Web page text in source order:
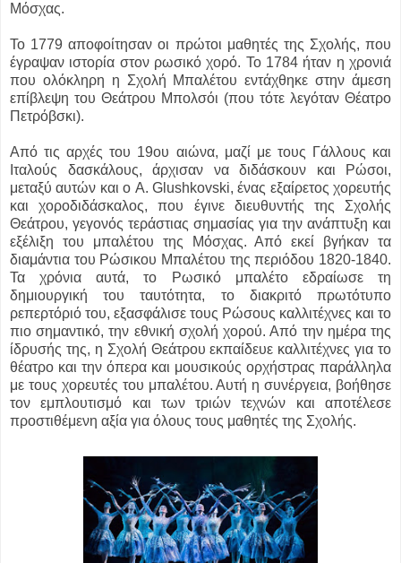
Μόσχας.
Το 1779 αποφοίτησαν οι πρώτοι μαθητές της Σχολής, που
έγραψαν ιστορία στον ρωσικό χορό. Το 1784 ήταν η χρονιά
που ολόκληρη η Σχολή Μπαλέτου εντάχθηκε στην άμεση
επίβλεψη του Θεάτρου Μπολσόι (που τότε λεγόταν Θέατρο
Πετρόβσκι).
Από τις αρχές του 19ου αιώνα, μαζί με τους Γάλλους και
Ιταλούς δασκάλους, άρχισαν να διδάσκουν και Ρώσοι,
μεταξύ αυτών και ο A. Glushkovski, ένας εξαίρετος χορευτής
και χοροδιδάσκαλος, που έγινε διευθυντής της Σχολής
Θεάτρου, γεγονός τεράστιας σημασίας για την ανάπτυξη και
εξέλιξη του μπαλέτου της Μόσχας. Από εκεί βγήκαν τα
διαμάντια του Ρώσικου Μπαλέτου της περιόδου 1820-1840.
Τα χρόνια αυτά, το Ρωσικό μπαλέτο εδραίωσε τη
δημιουργική του ταυτότητα, το διακριτό πρωτότυπο
ρεπερτόριό του, εξασφάλισε τους Ρώσους καλλιτέχνες και το
πιο σημαντικό, την εθνική σχολή χορού. Από την ημέρα της
ίδρυσής της, η Σχολή Θεάτρου εκπαίδευε καλλιτέχνες για το
θέατρο και την όπερα και μουσικούς ορχήστρας παράλληλα
με τους χορευτές του μπαλέτου. Αυτή η συνέργεια, βοήθησε
τον εμπλουτισμό και των τριών τεχνών και αποτέλεσε
προστιθέμενη αξία για όλους τους μαθητές της Σχολής.